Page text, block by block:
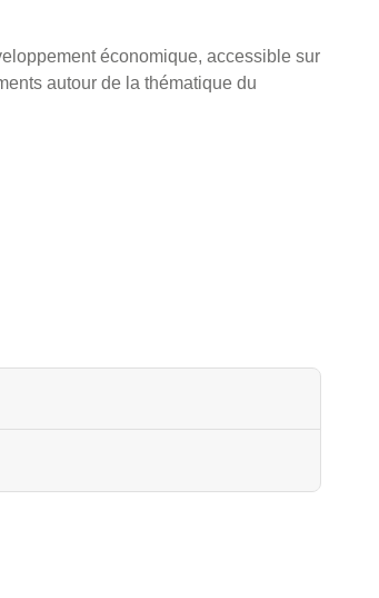
économique, accessible sur
autour de la thématique du